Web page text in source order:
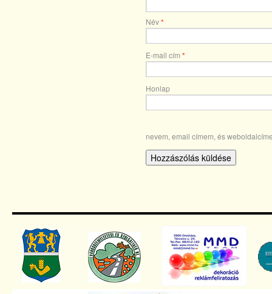
Név*
E-mail cím *
Honlap
nevem, email címem, és